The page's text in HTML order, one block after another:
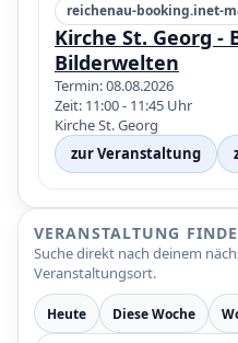
reichenau-booking.inet-
Kirche St. Georg -
Bilderwelten
Termin: 08.08.2026
Zeit: 11:00 - 11:45 Uhr
Kirche St. Georg
zur Veranstaltung
VERANSTALTUNG
Suche direkt nach deinem
Veranstaltungsort.
Heute Diese Woche